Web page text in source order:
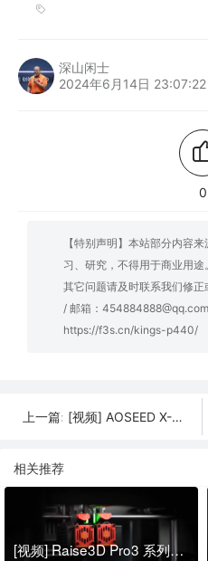
深山闲士
2024年6月14日 23:07:22
0
【特别声明】本站部分内容
习、研究，不得用于商业用
其它问题请及时联系我们修
/ 邮箱：
https://f3s.cn/kings-p440/
上一篇: [视频] AOSEED X-MAKER JOY：一款为孩子创造无尽玩具的智能3D打印机
相关推荐
[视频] Raise3D Pro3 系列超高速升级套件